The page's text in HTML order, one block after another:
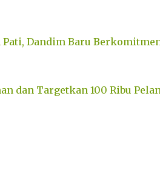
Pati, Dandim Baru
dan Targetkan 100 Ribu